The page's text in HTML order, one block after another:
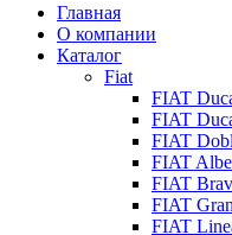
Главная
О компании
Каталог
Fiat
FIAT
FIAT
FIAT
FIAT
FIAT
FIAT
FIAT